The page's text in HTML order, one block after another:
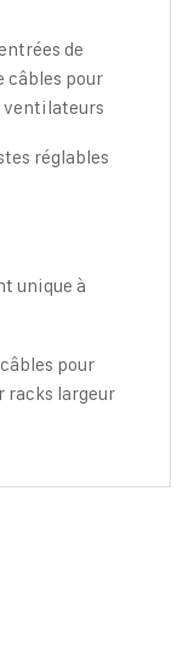
de
câbles pour
ventilateurs
réglables
unique à
pour
racks largeur